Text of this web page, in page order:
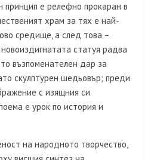
принцип е релефно прокаран в
храм за тях е най-
средище, а след това –
статуя радва
възпоменателен дар за
скулптурен шедьовър; преди
с изящния си
е урок по история и
на народното творчество,